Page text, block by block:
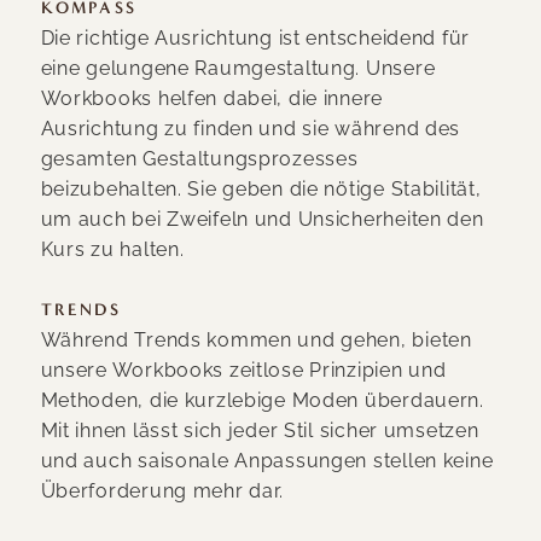
KOMPASS
Die richtige Ausrichtung ist entscheidend für
eine gelungene Raumgestaltung. Unsere
Workbooks helfen dabei, die innere
Ausrichtung zu finden und sie während des
gesamten Gestaltungsprozesses
beizubehalten. Sie geben die nötige Stabilität,
um auch bei Zweifeln und Unsicherheiten den
Kurs zu halten.
TRENDS
Während Trends kommen und gehen, bieten
unsere Workbooks zeitlose Prinzipien und
Methoden, die kurzlebige Moden überdauern.
Mit ihnen lässt sich jeder Stil sicher umsetzen
und auch saisonale Anpassungen stellen keine
Überforderung mehr dar.